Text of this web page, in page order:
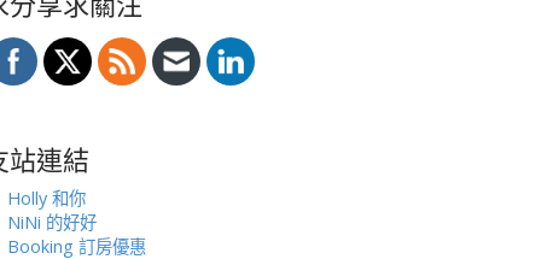
站連結
Holly 和你
NiNi 的好好
Booking 訂房優惠